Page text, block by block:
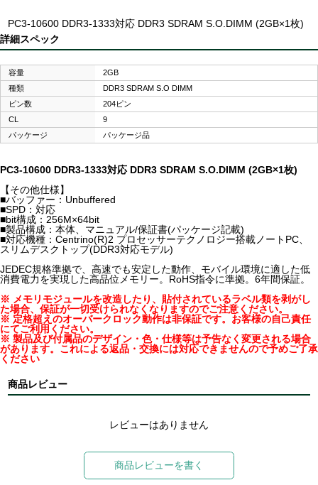
PC3-10600 DDR3-1333対応 DDR3 SDRAM S.O.DIMM (2GB×1枚)
詳細スペック
容量
2GB
種類
DDR3 SDRAM S.O DIMM
ピン数
204ピン
CL
9
パッケージ
パッケージ品
PC3-10600 DDR3-1333対応 DDR3 SDRAM S.O.DIMM (2GB×1枚)
【その他仕様】
■バッファー：Unbuffered
■SPD：対応
■bit構成：256M×64bit
■製品構成：本体、マニュアル/保証書(パッケージ記載)
■対応機種：Centrino(R)2 プロセッサーテクノロジー搭載ノートPC、
スリムデスクトップ(DDR3対応モデル)
JEDEC規格準拠で、高速でも安定した動作、モバイル環境に適した低
消費電力を実現した高品位メモリー。RoHS指令に準拠。6年間保証。
※ メモリモジュールを改造したり、貼付されているラベル類を剥がし
た場合、保証が一切受けられなくなりますのでご注意ください。
※ 定格超えのオーバークロック動作は非保証です。お客様の自己責任
にてご利用ください。
※ 製品及び付属品のデザイン・色・仕様等は予告なく変更される場合
があります。これによる返品・交換には対応できませんので予めご了承
ください
商品レビュー
レビューはありません
商品レビューを書く